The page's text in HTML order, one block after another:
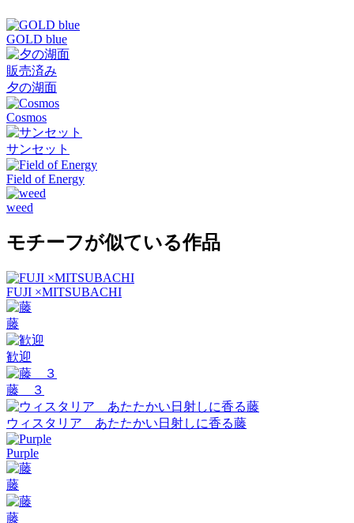
GOLD blue
販売済み
夕の湖面
Cosmos
サンセット
Field of Energy
weed
モチーフが似ている作品
FUJI ×MITSUBACHI
藤
歓迎
藤 ３
ウィスタリア あたたかい日射しに香る藤
Purple
藤
藤